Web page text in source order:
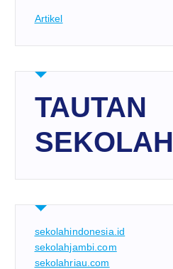
Artikel
TAUTAN
SEKOLAH
sekolahindonesia.id
sekolahjambi.com
sekolahriau.com